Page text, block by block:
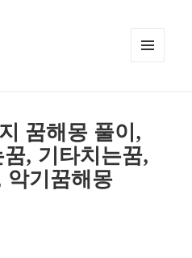
꿈해몽 풀이,
, 기타치는꿈,
악기꿈해몽